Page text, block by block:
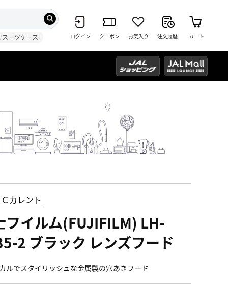
スーツケース ログイン クーポン お気入り 注文履歴 カート
カレント
フイルム(FUJIFILM) LH-
2 ブラック レンズフード
ルでスタイリッシュな金属製の穴あきフード